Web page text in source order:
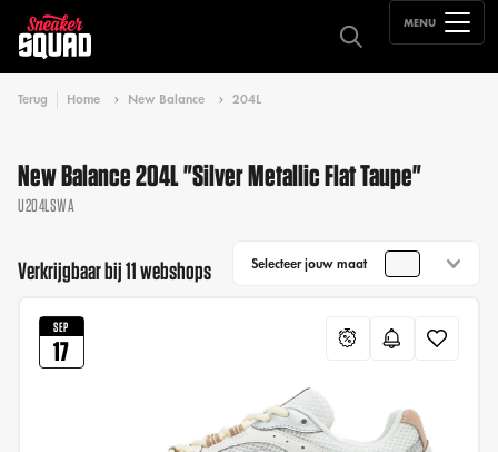
MENU
Terug Home New Balance 204L
New Balance 204L "Silver Metallic Flat Taupe"
U204LSWA
Verkrijgbaar bij 11 webshops Selecteer jouw maat
SEP
17